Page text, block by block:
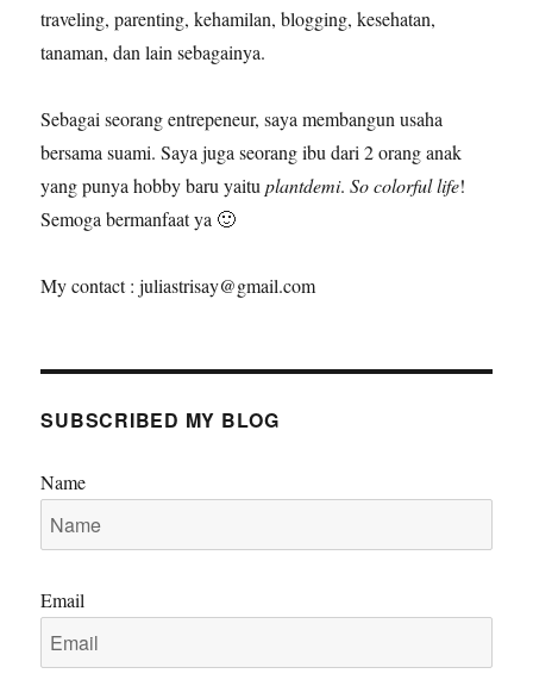
traveling, parenting, kehamilan, blogging, kesehatan,
tanaman, dan lain sebagainya.
Sebagai seorang entrepeneur, saya membangun usaha
bersama suami. Saya juga seorang ibu dari 2 orang anak
yang punya hobby baru yaituplantdemi. So colorful life!
Semoga bermanfaat ya 🙂
My contact : juliastrisay@gmail.com
SUBSCRIBED MY BLOG
Name
Email